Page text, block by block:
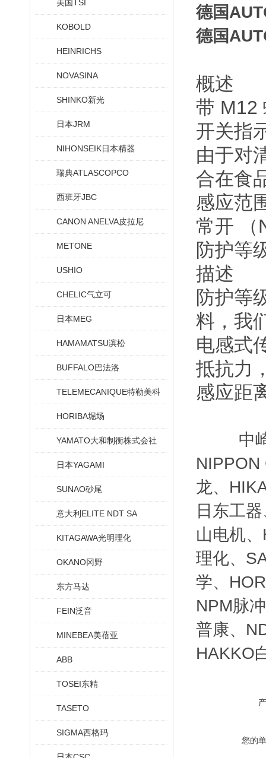
美国TSI
KOBOLD
HEINRICHS
NOVASINA
SHINKO新光
日本JRM
NIHONSEIK日本精器
瑞典ATLASCOPCO
西班牙JBC
CANON ANELVA皮拉尼
METONE
USHIO
CHELIC气立可
日本MEG
HAMAMATSU滨松
BUFFALO巴法洛
TELEMECANIQUE特勒美科
HORIBA堀场
YAMATO大和制衡株式会社
日本YAGAMI
SUNAO砂尾
意大利ELITE NDT SA
KITAGAWA光明理化
OKANO冈野
东方马达
FEIN泛音
MINEBEA美蓓亚
ABB
TOSEI东精
TASETO
SIGMA西格玛
德国
德国
概述
带 M12
开关指
由于对
合在食
感应范
常开 （
防护等
描述
防护等
料，我
电感式
抵抗力
感应距
中
NIPPON
龙、
日东工
山电机
理化、
学、
NPM脉
普康、
HAKKO
您的